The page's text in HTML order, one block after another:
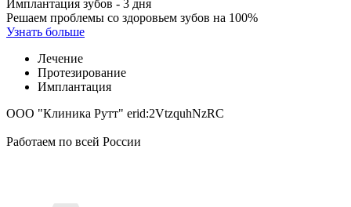
Имплантация зубов - 3 дня
Решаем проблемы со здоровьем зубов на 100%
Узнать больше
Лечение
Протезирование
Имплантация
ООО "Клиника Рутт" erid:2VtzquhNzRC
Работаем по всей России